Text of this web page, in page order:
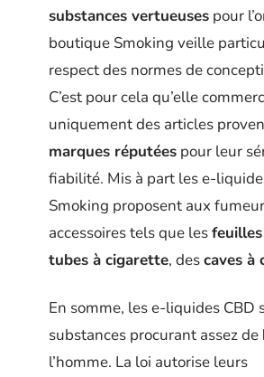
substances vertueuses pour
boutique Smoking veille
respect des normes de
C’est pour cela qu’elle
uniquement des articles
marques réputées pour leur
fiabilité. Mis à part les e-
Smoking proposent aux
accessoires tels que les
tubes à cigarette, descaves à
En somme, les e-liquides CBD
substances procurant assez de
l’homme. La loi autorise leurs